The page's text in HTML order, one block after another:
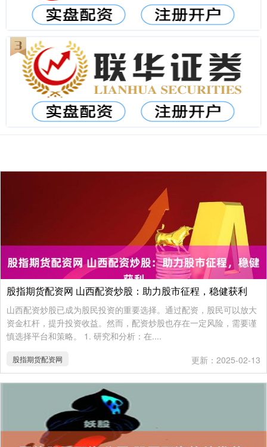
股指期货配资网 山西配资炒股：助力股市征程，稳健获利
山西配资炒股已成为股民投资的重要选择。通过配资，股民可以放大
资金杠杆，提升投资收益。然而，配资炒股也存在一定风险，需要谨
慎选择平台和策略。 1. 研究和分析：在....
股指期货配资网 更新：2025-02-13